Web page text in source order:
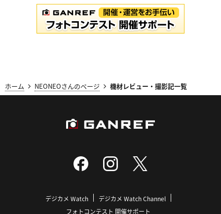
ホーム NEONEOさんのページ 機材レビュー・撮影記一覧
デジカメ Watch
デジカメ Watch Channel
フォトコンテスト 開催サポート